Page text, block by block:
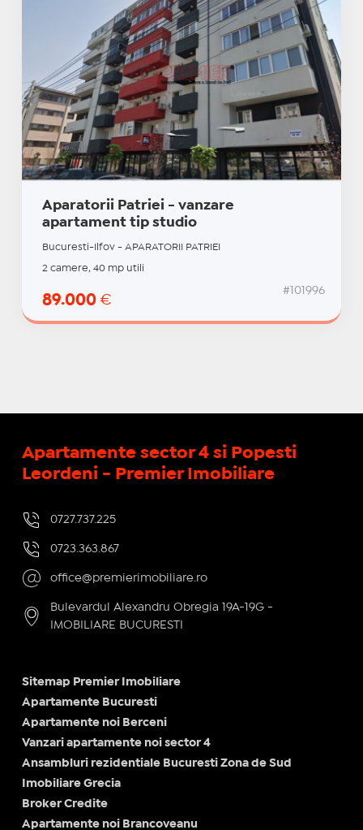
Aparatorii Patriei - vanzare
apartament tip studio
Bucuresti-Ilfov - APARATORII PATRIEI
2 camere, 40 mp utili
89.000 €
#101996
Apartamente sector 4 si Popesti
Leordeni - Premier Imobiliare
0727.737.225
0723.363.867
office@premierimobiliare.ro
Bulevardul Alexandru Obregia 19A-19G -
IMOBILIARE BUCURESTI
Sitemap Premier Imobiliare
Apartamente Bucuresti
Apartamente noi Berceni
Vanzari apartamente noi sector 4
Ansambluri rezidentiale Bucuresti Zona de Sud
Imobiliare Grecia
Broker Credite
Apartamente noi Brancoveanu